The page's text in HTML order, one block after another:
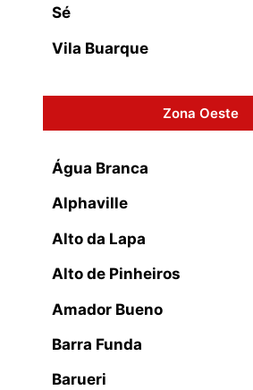
Sé
Vila Buarque
Zona Oeste
Água Branca
Alphaville
Alto da Lapa
Alto de Pinheiros
Amador Bueno
Barra Funda
Barueri